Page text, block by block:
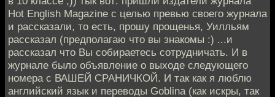
Hot English Magazine с целью превью своего журнала
и рассказали, то есть, прошу прощенья, Уилльям
рассказал (предполaгаю что вы знакомы :) ...и
рассказал что Вы собираетесь сотрудничать. И в
журнале было объявление о выходе следующего
номера с ВАШЕЙ СРАНИЧКОЙ. И так как я люблю
английский язык и переводы Goblina (как искры, так